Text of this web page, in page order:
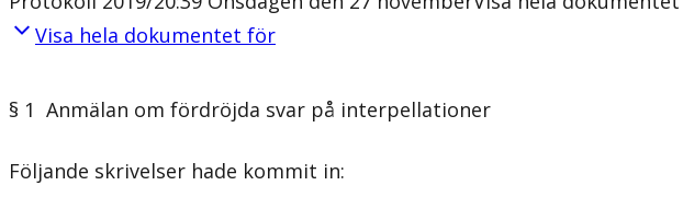
Visa hela dokumentet för
§ 1 Anmälan om fördröjda svar på interpellationer
Följande skrivelser hade kommit in: